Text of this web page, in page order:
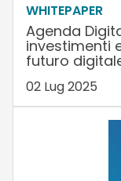
WHITEPAPER
Agenda
investimenti
futuro
02 Lug 2025